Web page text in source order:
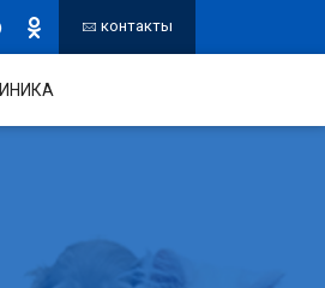
контакты